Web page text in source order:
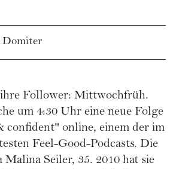
Domiter
Follower: Mittwochfrüh.
um 4:30 Uhr eine neue Folge
confident" online, einem der im
Feel-Good-Podcasts. Die
Seiler, 35. 2010 hat sie